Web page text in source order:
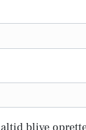
blive